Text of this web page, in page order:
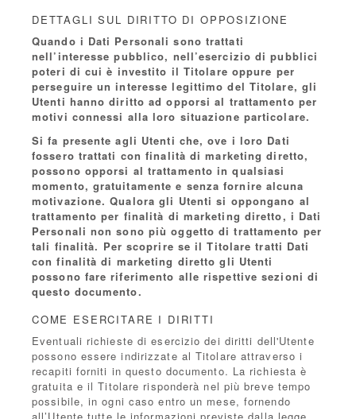
DETTAGLI SUL DIRITTO DI OPPOSIZIONE
Quando i Dati Personali sono trattati
nell’interesse pubblico, nell’esercizio di pubblici
poteri di cui è investito il Titolare oppure per
perseguire un interesse legittimo del Titolare, gli
Utenti hanno diritto ad opporsi al trattamento per
motivi connessi alla loro situazione particolare.
Si fa presente agli Utenti che, ove i loro Dati
fossero trattati con finalità di marketing diretto,
possono opporsi al trattamento in qualsiasi
momento, gratuitamente e senza fornire alcuna
motivazione. Qualora gli Utenti si oppongano al
trattamento per finalità di marketing diretto, i Dati
Personali non sono più oggetto di trattamento per
tali finalità. Per scoprire se il Titolare tratti Dati
con finalità di marketing diretto gli Utenti
possono fare riferimento alle rispettive sezioni di
questo documento.
COME ESERCITARE I DIRITTI
Eventuali richieste di esercizio dei diritti dell'Utente
possono essere indirizzate al Titolare attraverso i
recapiti forniti in questo documento. La richiesta è
gratuita e il Titolare risponderà nel più breve tempo
possibile, in ogni caso entro un mese, fornendo